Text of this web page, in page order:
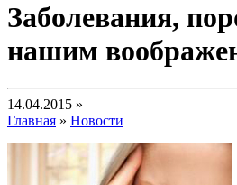
Заболевания,
нашим
14.04.2015 »
Главная » Новости